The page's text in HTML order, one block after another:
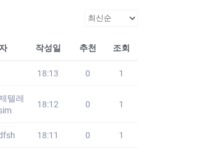
작성일 추천 조회
18:13 0 1
텔레
18:12 0 1
18:11 0 1